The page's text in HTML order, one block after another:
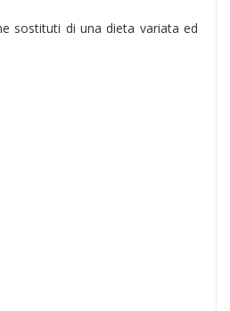
sostituti di una dieta variata ed